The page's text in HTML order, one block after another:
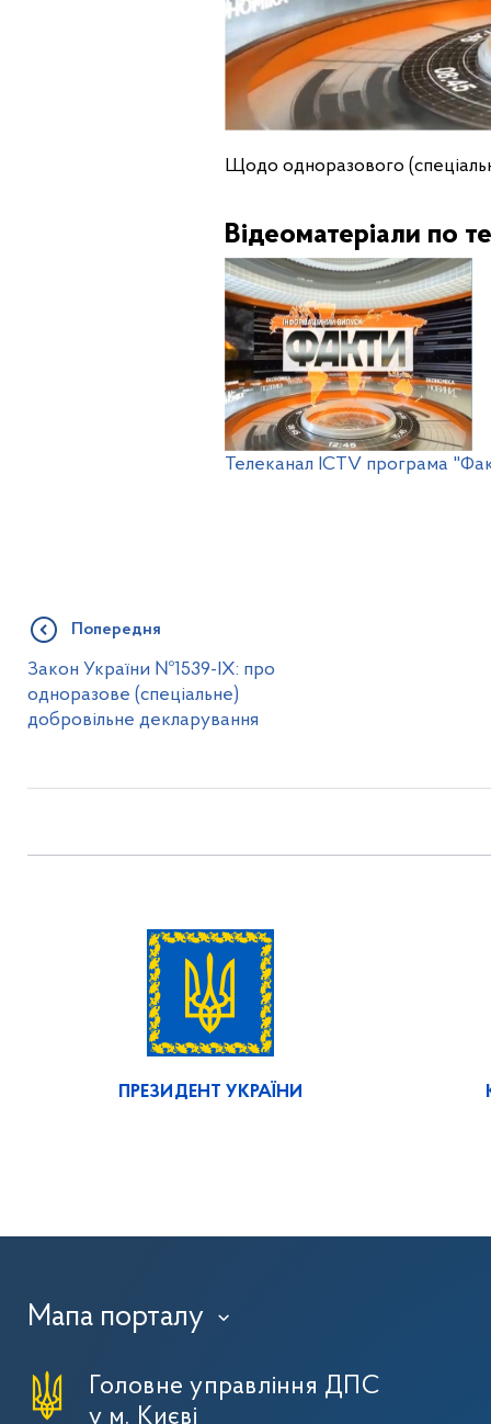
Щодо одноразового
Відеоматеріали по
Телеканал ICTV програма
Попередня
Закон України №1539-IX: про
одноразове (спеціальне)
добровільне декларування
ПРЕЗИДЕНТ УКРАЇНИ
Мапа порталу ›
Головне управління ДПС
у м. Києві